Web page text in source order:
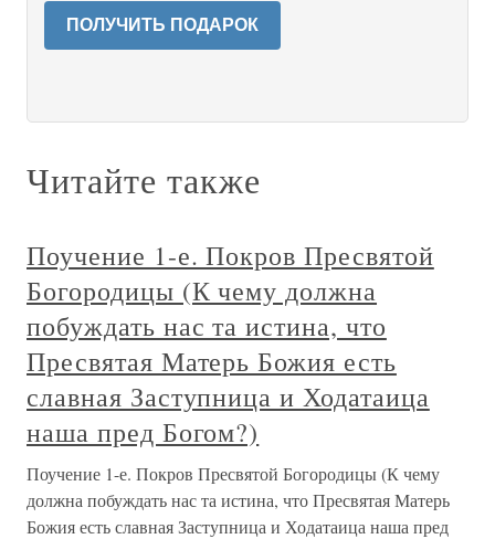
ПОЛУЧИТЬ ПОДАРОК
Читайте также
Поучение 1-е. Покров Пресвятой
Богородицы (К чему должна
побуждать нас та истина, что
Пресвятая Матерь Божия есть
славная Заступница и Ходатаица
наша пред Богом?)
Поучение 1-е. Покров Пресвятой Богородицы (К чему
должна побуждать нас та истина, что Пресвятая Матерь
Божия есть славная Заступница и Ходатаица наша пред